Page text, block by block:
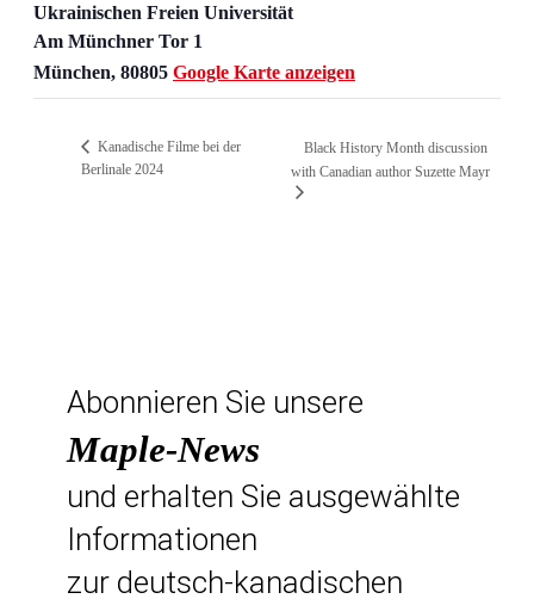
Ukrainischen Freien Universität
Am Münchner Tor 1
München, 80805 Google Karte anzeigen
Kanadische Filme bei der
Berlinale 2024
Black History Month discussion
with Canadian author Suzette Mayr
Abonnieren Sie unsere
Maple-News
und erhalten Sie ausgewählte
Informationen
zur deutsch-kanadischen